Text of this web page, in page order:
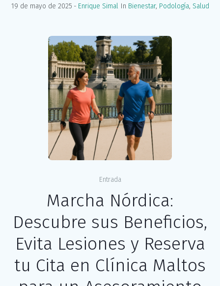
19 de mayo de 2025 Enrique Simal In Bienestar, Podología, Salud
Entrada
Marcha Nórdica:
Descubre sus Beneficios,
Evita Lesiones y Reserva
tu Cita en Clínica Maltos